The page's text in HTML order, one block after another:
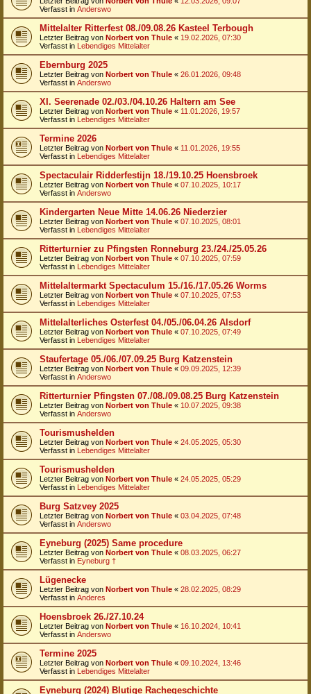
Verfasst in Anderswo
Mittelalter Ritterfest 08./09.08.26 Kasteel Terbough
Letzter Beitrag von Norbert von Thule « 19.02.2026, 07:30
Verfasst in Lebendiges Mittelalter
Ebernburg 2025
Letzter Beitrag von Norbert von Thule « 26.01.2026, 09:48
Verfasst in Anderswo
XI. Seerenade 02./03./04.10.26 Haltern am See
Letzter Beitrag von Norbert von Thule « 11.01.2026, 19:57
Verfasst in Lebendiges Mittelalter
Termine 2026
Letzter Beitrag von Norbert von Thule « 11.01.2026, 19:55
Verfasst in Lebendiges Mittelalter
Spectaculair Ridderfestijn 18./19.10.25 Hoensbroek
Letzter Beitrag von Norbert von Thule « 07.10.2025, 10:17
Verfasst in Anderswo
Kindergarten Neue Mitte 14.06.26 Niederzier
Letzter Beitrag von Norbert von Thule « 07.10.2025, 08:01
Verfasst in Lebendiges Mittelalter
Ritterturnier zu Pfingsten Ronneburg 23./24./25.05.26
Letzter Beitrag von Norbert von Thule « 07.10.2025, 07:59
Verfasst in Lebendiges Mittelalter
Mittelaltermarkt Spectaculum 15./16./17.05.26 Worms
Letzter Beitrag von Norbert von Thule « 07.10.2025, 07:53
Verfasst in Lebendiges Mittelalter
Mittelalterliches Osterfest 04./05./06.04.26 Alsdorf
Letzter Beitrag von Norbert von Thule « 07.10.2025, 07:49
Verfasst in Lebendiges Mittelalter
Staufertage 05./06./07.09.25 Burg Katzenstein
Letzter Beitrag von Norbert von Thule « 09.09.2025, 12:39
Verfasst in Anderswo
Ritterturnier Pfingsten 07./08./09.08.25 Burg Katzenstein
Letzter Beitrag von Norbert von Thule « 10.07.2025, 09:38
Verfasst in Anderswo
Tourismushelden
Letzter Beitrag von Norbert von Thule « 24.05.2025, 05:30
Verfasst in Lebendiges Mittelalter
Tourismushelden
Letzter Beitrag von Norbert von Thule « 24.05.2025, 05:29
Verfasst in Lebendiges Mittelalter
Burg Satzvey 2025
Letzter Beitrag von Norbert von Thule « 03.04.2025, 07:48
Verfasst in Anderswo
Eyneburg (2025) Same procedure
Letzter Beitrag von Norbert von Thule « 08.03.2025, 06:27
Verfasst in Eyneburg †
Lügenecke
Letzter Beitrag von Norbert von Thule « 28.02.2025, 08:29
Verfasst in Anderes
Hoensbroek 26./27.10.24
Letzter Beitrag von Norbert von Thule « 16.10.2024, 10:41
Verfasst in Anderswo
Termine 2025
Letzter Beitrag von Norbert von Thule « 09.10.2024, 13:46
Verfasst in Lebendiges Mittelalter
Eyneburg (2024) Blutige Rachegeschichte